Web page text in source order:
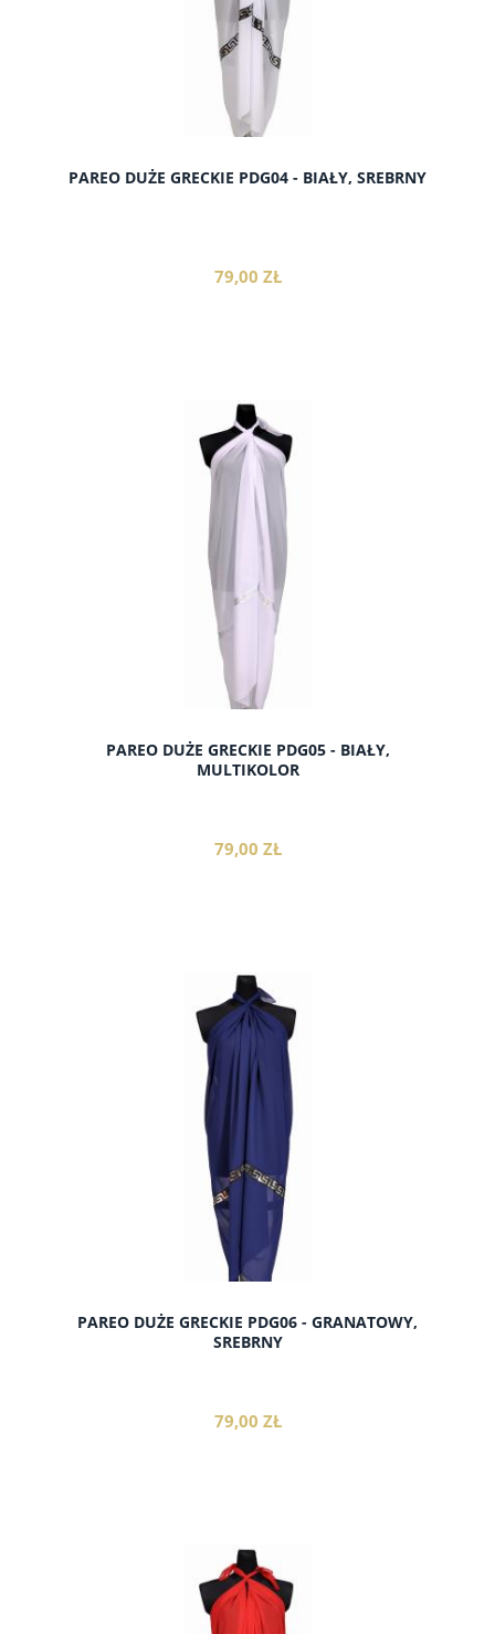
PAREO DUŻE GRECKIE PDG04 - BIAŁY, SREBRNY
79,00 ZŁ
do koszyka
PAREO DUŻE GRECKIE PDG05 - BIAŁY,
MULTIKOLOR
79,00 ZŁ
do koszyka
PAREO DUŻE GRECKIE PDG06 - GRANATOWY,
SREBRNY
79,00 ZŁ
do koszyka